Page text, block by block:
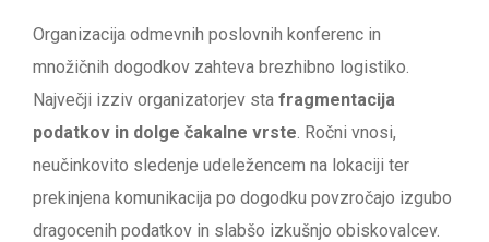
Organizacija odmevnih poslovnih konferenc in
množičnih dogodkov zahteva brezhibno logistiko.
Največji izziv organizatorjev sta fragmentacija
podatkov in dolge čakalne vrste. Ročni vnosi,
neučinkovito sledenje udeležencem na lokaciji ter
prekinjena komunikacija po dogodku povzročajo izgubo
dragocenih podatkov in slabšo izkušnjo obiskovalcev.